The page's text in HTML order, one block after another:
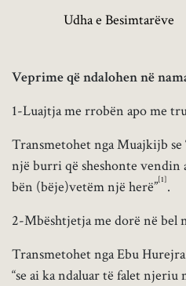
Udha e Besimtarëve
Veprime që ndalohen në
1-Luajtja me rrobën apo me
Transmetohet nga Muajkijb
një burri që sheshonte vendin
bën (bëje)vetëm një herë”[1].
2-Mbështjetja me dorë në bel
Transmetohet nga Ebu
“se ai ka ndaluar të falet njeriu